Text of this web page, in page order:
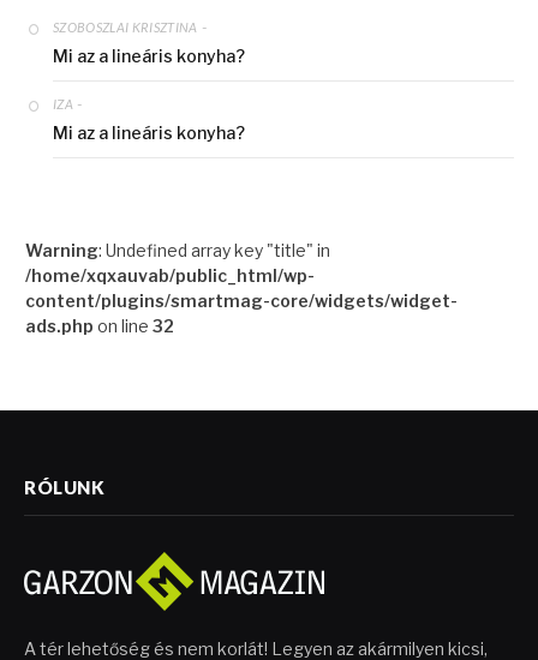
SZOBOSZLAI KRISZTINA -
Mi az a lineáris konyha?
IZA -
Mi az a lineáris konyha?
Warning: Undefined array key "title" in
/home/xqxauvab/public_html/wp-
content/plugins/smartmag-core/widgets/widget-
ads.php on line 32
RÓLUNK
A tér lehetőség és nem korlát! Legyen az akármilyen kicsi,